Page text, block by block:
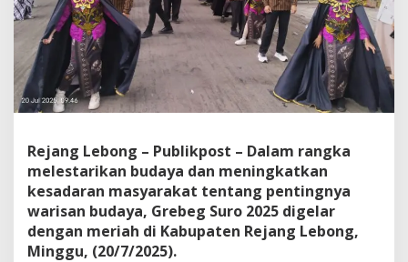
Rejang Lebong – Publikpost – Dalam rangka
melestarikan budaya dan meningkatkan
kesadaran masyarakat tentang pentingnya
warisan budaya, Grebeg Suro 2025 digelar
dengan meriah di Kabupaten Rejang Lebong,
Minggu, (20/7/2025).